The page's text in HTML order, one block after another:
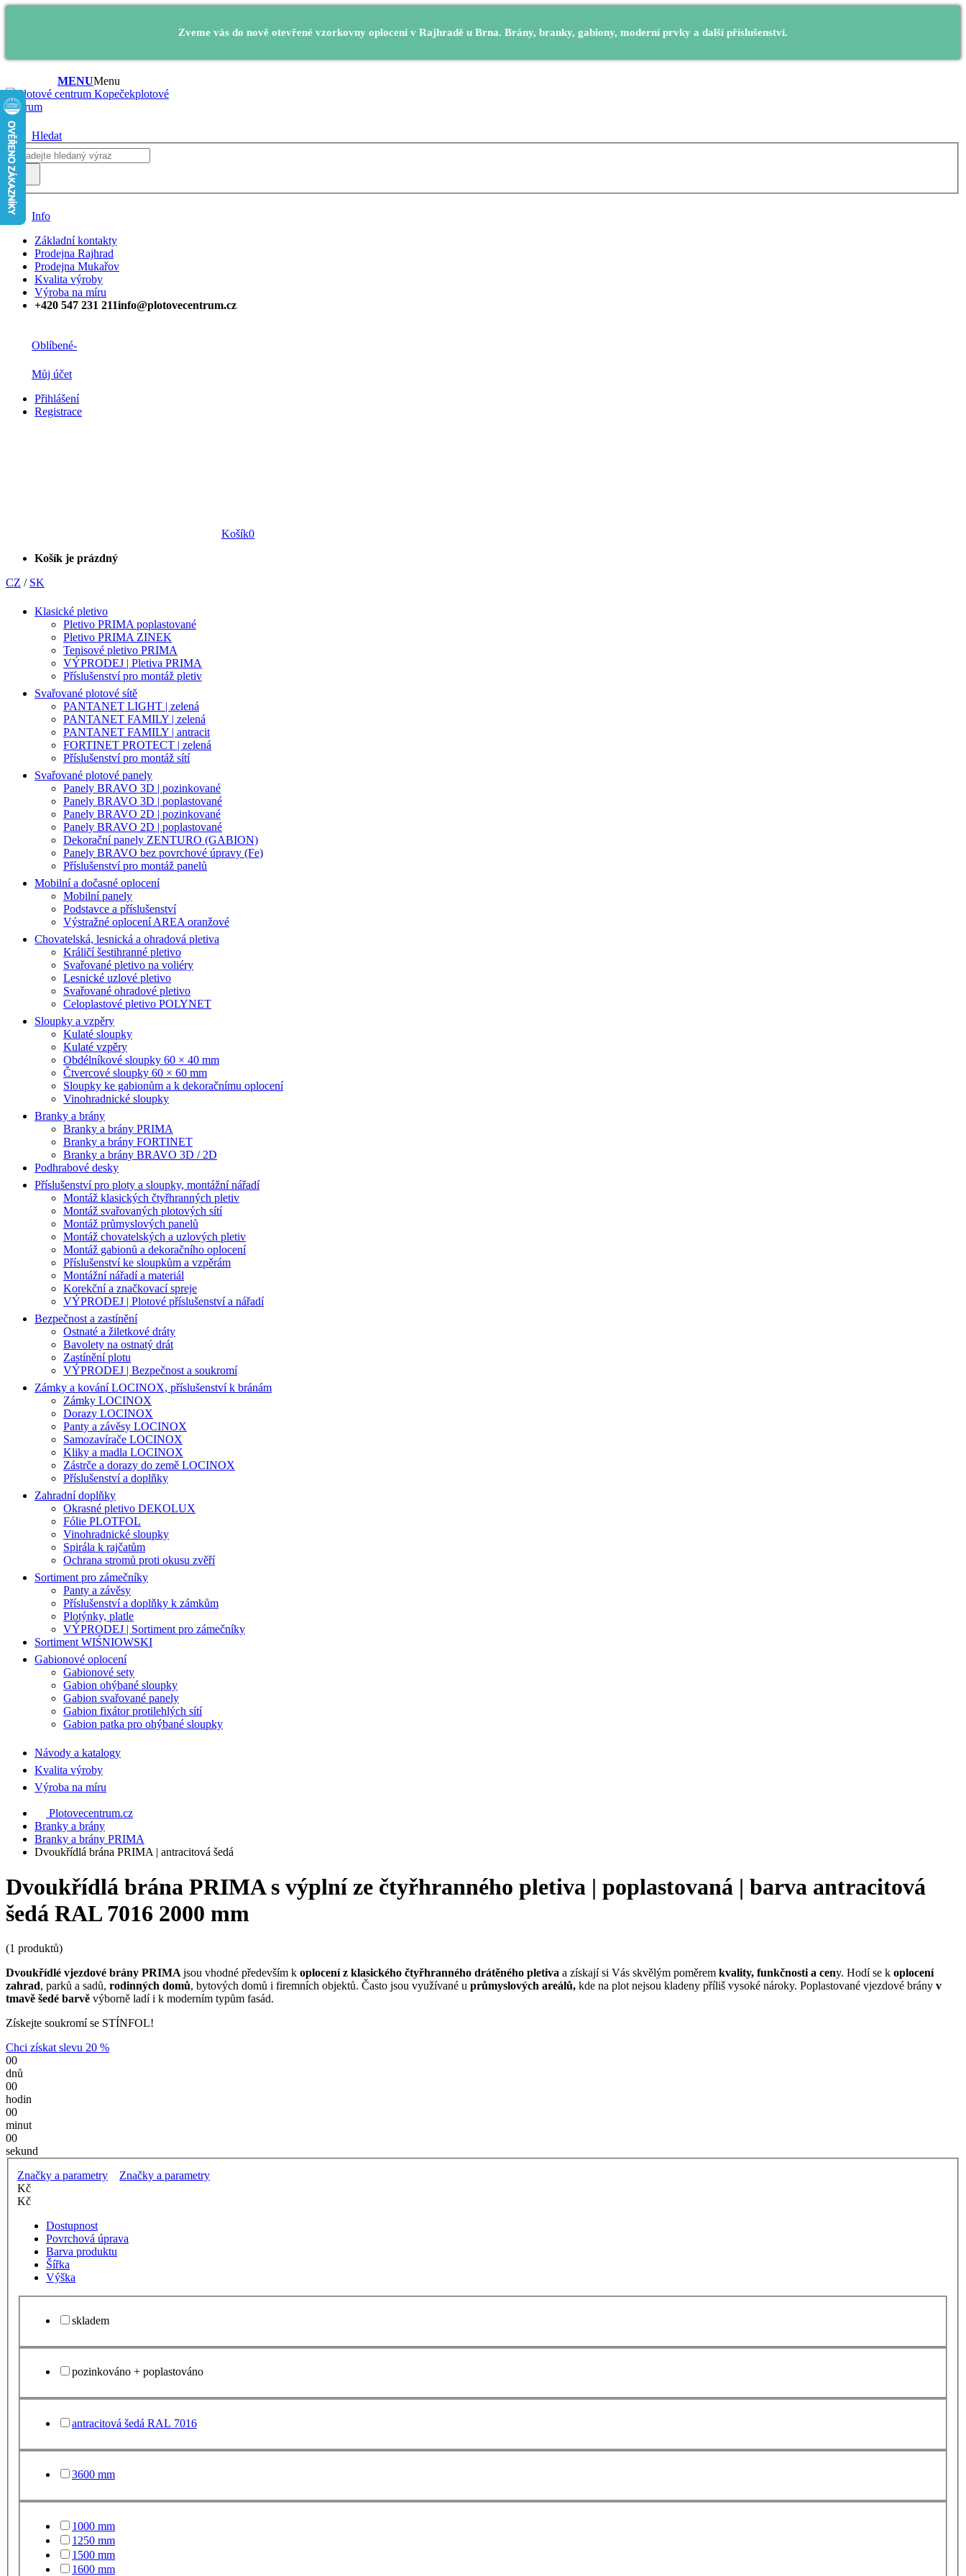
Zveme vás do nově otevřené vzorkovny oplocení v Rajhradě u Brna. Brány, branky, gabiony, moderní prvky a další příslušenství.
MENUMenu
plotové
centrum
Hledat
Info
Základní kontakty
Prodejna Rajhrad
Prodejna Mukařov
Kvalita výroby
Výroba na míru
+420 547 231 211info@plotovecentrum.cz
Oblíbené-
Můj účet
Přihlášení
Registrace
Košík0
Košík je prázdný
CZ / SK
Klasické pletivo
Pletivo PRIMA poplastované
Pletivo PRIMA ZINEK
Tenisové pletivo PRIMA
VÝPRODEJ | Pletiva PRIMA
Příslušenství pro montáž pletiv
Svařované plotové sítě
PANTANET LIGHT | zelená
PANTANET FAMILY | zelená
PANTANET FAMILY | antracit
FORTINET PROTECT | zelená
Příslušenství pro montáž sítí
Svařované plotové panely
Panely BRAVO 3D | pozinkované
Panely BRAVO 3D | poplastované
Panely BRAVO 2D | pozinkované
Panely BRAVO 2D | poplastované
Dekorační panely ZENTURO (GABION)
Panely BRAVO bez povrchové úpravy (Fe)
Příslušenství pro montáž panelů
Mobilní a dočasné oplocení
Mobilní panely
Podstavce a příslušenství
Výstražné oplocení AREA oranžové
Chovatelská, lesnická a ohradová pletiva
Králičí šestihranné pletivo
Svařované pletivo na voliéry
Lesnické uzlové pletivo
Svařované ohradové pletivo
Celoplastové pletivo POLYNET
Sloupky a vzpěry
Kulaté sloupky
Kulaté vzpěry
Obdélníkové sloupky 60 × 40 mm
Čtvercové sloupky 60 × 60 mm
Sloupky ke gabionům a k dekoračnímu oplocení
Vinohradnické sloupky
Branky a brány
Branky a brány PRIMA
Branky a brány FORTINET
Branky a brány BRAVO 3D / 2D
Podhrabové desky
Příslušenství pro ploty a sloupky, montážní nářadí
Montáž klasických čtyřhranných pletiv
Montáž svařovaných plotových sítí
Montáž průmyslových panelů
Montáž chovatelských a uzlových pletiv
Montáž gabionů a dekoračního oplocení
Příslušenství ke sloupkům a vzpěrám
Montážní nářadí a materiál
Korekční a značkovací spreje
VÝPRODEJ | Plotové příslušenství a nářadí
Bezpečnost a zastínění
Ostnaté a žiletkové dráty
Bavolety na ostnatý drát
Zastínění plotu
VÝPRODEJ | Bezpečnost a soukromí
Zámky a kování LOCINOX, příslušenství k bránám
Zámky LOCINOX
Dorazy LOCINOX
Panty a závěsy LOCINOX
Samozavírače LOCINOX
Kliky a madla LOCINOX
Zástrče a dorazy do země LOCINOX
Příslušenství a doplňky
Zahradní doplňky
Okrasné pletivo DEKOLUX
Fólie PLOTFOL
Vinohradnické sloupky
Spirála k rajčatům
Ochrana stromů proti okusu zvěří
Sortiment pro zámečníky
Panty a závěsy
Příslušenství a doplňky k zámkům
Plotýnky, platle
VÝPRODEJ | Sortiment pro zámečníky
Sortiment WIŚNIOWSKI
Gabionové oplocení
Gabionové sety
Gabion ohýbané sloupky
Gabion svařované panely
Gabion fixátor protilehlých sítí
Gabion patka pro ohýbané sloupky
Návody a katalogy
Kvalita výroby
Výroba na míru
Plotovecentrum.cz
Branky a brány
Branky a brány PRIMA
Dvoukřídlá brána PRIMA | antracitová šedá
Dvoukřídlá brána PRIMA s výplní ze čtyřhranného pletiva | poplastovaná | barva antracitová
šedá RAL 7016 2000 mm
(1 produktů)
Dvoukřídlé vjezdové brány PRIMAjsou vhodné především k oplocení z klasického čtyřhranného drátěného pletiva a získají si Vás skvělým poměrem kvality, funkčnosti a ceny. Hodí se k oplocení
zahrad, parků a sadů, rodinných domů, bytových domů i firemních objektů. Často jsou využívané u průmyslových areálů, kde na plot nejsou kladeny příliš vysoké nároky. Poplastované vjezdové brány v
tmavě šedé barvě výborně ladí i k moderním typům fasád.
Získejte soukromí se STÍNFOL!
Chci získat slevu 20 %
00
dnů
00
hodin
00
minut
00
sekund
Značky a parametry
Značky a parametry
Kč
Kč
Dostupnost
Povrchová úprava
Barva produktu
Šířka
Výška
skladem
pozinkováno + poplastováno
antracitová šedá RAL 7016
3600 mm
1000 mm
1250 mm
1500 mm
1600 mm